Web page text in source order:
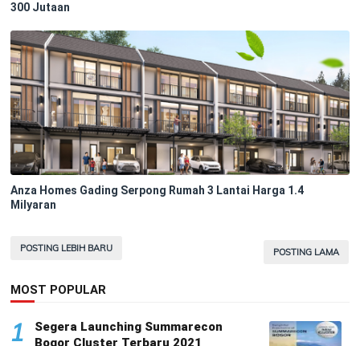
300 Jutaan
Anza Homes Gading Serpong Rumah 3 Lantai Harga 1.4
Milyaran
POSTING LEBIH BARU POSTING LAMA
MOST POPULAR
1
Segera Launching Summarecon
Bogor Cluster Terbaru 2021